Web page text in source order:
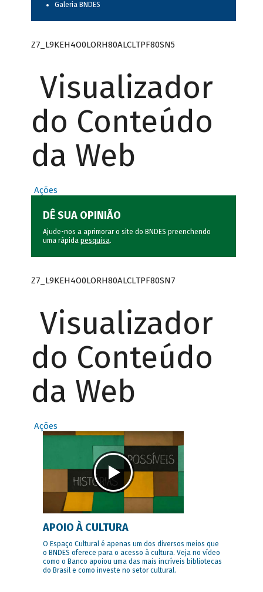
Galeria BNDES
Z7_L9KEH4O0LORH80ALCLTPF80SN5
Visualizador
do Conteúdo
da Web
Ações
DÊ SUA OPINIÃO
Ajude-nos a aprimorar o site do BNDES preenchendo
uma rápida pesquisa.
Z7_L9KEH4O0LORH80ALCLTPF80SN7
Visualizador
do Conteúdo
da Web
Ações
APOIO À CULTURA
O Espaço Cultural é apenas um dos diversos meios que
o BNDES oferece para o acesso à cultura. Veja no vídeo
como o Banco apoiou uma das mais incríveis bibliotecas
do Brasil e como investe no setor cultural.